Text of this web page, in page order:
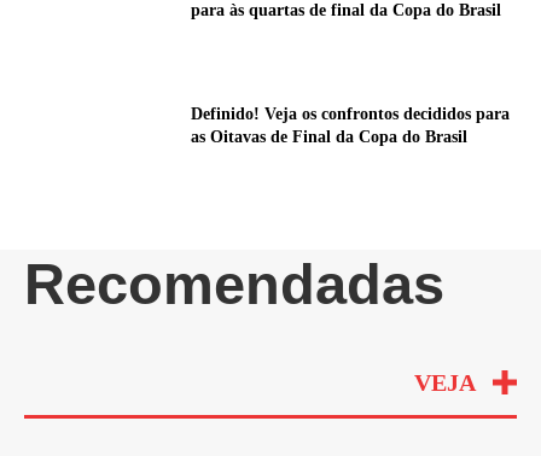
para às quartas de final da Copa do Brasil
Definido! Veja os confrontos decididos para
as Oitavas de Final da Copa do Brasil
Recomendadas
VEJA